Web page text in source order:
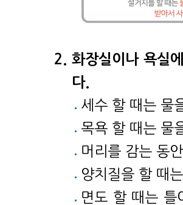
화장실이나 욕실
다.
세수 할 때는 물
목욕 할 때는 물
머리를 감는 동
양치질을 할 때
면도 할 때는 틀